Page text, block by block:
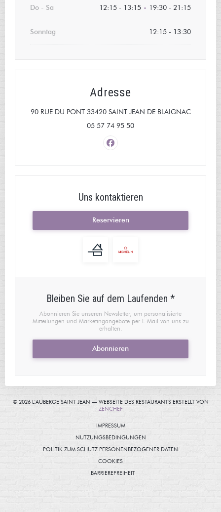
Do - Sa 12:15 - 13:15 • 19:30 - 21:15
Sonntag 12:15 - 13:30
Adresse
90 RUE DU PONT 33420 SAINT JEAN DE BLAIGNAC((öffnet
05 57 74 95 50
Facebook ((öffnet ein neues
Uns kontaktieren
Reservieren
Bleiben Sie auf dem Laufenden *
Abonnieren Sie unseren Newsletter, um personalisierte
Mitteilungen und Marketingangebote per E-Mail von uns zu
erhalten.
Abonnieren
© 2026 L'AUBERGE SAINT JEAN — WEBSEITE DES RESTAURANTS ERSTELLT VON
ZENCHEF((ÖFFNET EIN NEUES FENSTER))
IMPRESSUM((ÖFFNET EIN NEUES FENSTER))
NUTZUNGSBEDINGUNGEN((ÖFFNET EIN NEUES
POLITIK ZUM SCHUTZ PERSONENBEZOGENER DATEN
COOKIES((ÖFFNET EIN NEUES FENSTER))
BARRIEREFREIHEIT((ÖFFNET EIN NEUES FENSTER))